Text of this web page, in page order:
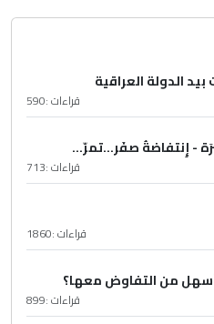
الدولة العراقية
قراءات :590
- إِنتفاضةُ صفَر…تمرّ...
قراءات :713
قراءات :1860
أسهل من التفاوض معها؟
قراءات :899